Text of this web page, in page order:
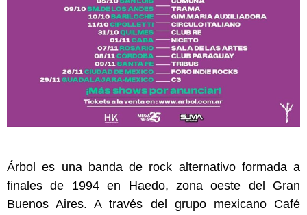
Árbol es una banda de rock alternativo formada a
finales de 1994 en Haedo, zona oeste del Gran
Buenos Aires. A través del grupo mexicano Café